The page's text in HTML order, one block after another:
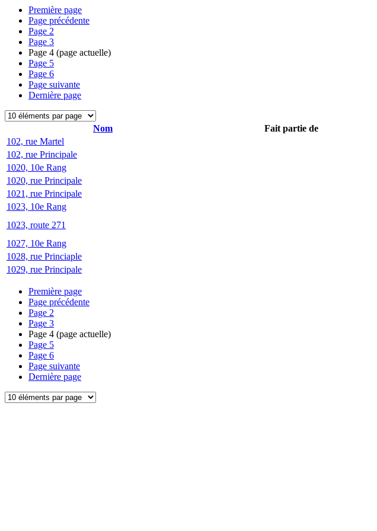
Première page
Page précédente
Page 2
Page 3
Page 4 (page actuelle)
Page 5
Page 6
Page suivante
Dernière page
Nom Fait partie de
102, rue Martel
102, rue Principale
1020, 10e Rang
1020, rue Principale
1021, rue Principale
1023, 10e Rang
1023, route 271
1027, 10e Rang
1028, rue Princiaple
1029, rue Principale
Première page
Page précédente
Page 2
Page 3
Page 4 (page actuelle)
Page 5
Page 6
Page suivante
Dernière page